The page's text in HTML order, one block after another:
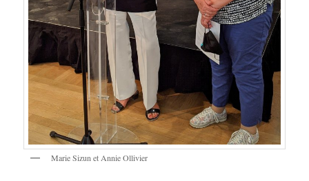
Marie Sizun et Annie Ollivier